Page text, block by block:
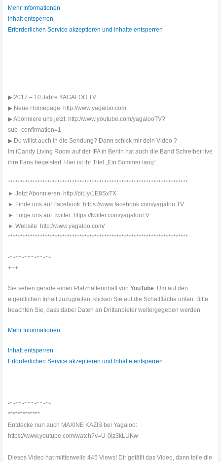
Mehr Informationen
Inhalt entsperren
Erforderlichen Service akzeptieren und Inhalte entsperren
▶ 2017 – 10 Jahre YAGALOO.TV
▶ Neue Homepage: http://www.yagaloo.com
▶ Abonniere uns jetzt: http://www.youtube.com/yagalooTV?
sub_confirmation=1
▶ Du willst auch in die Sendung? Dann schick mir dein Video ?
Im iCandy Living Room auf der IFA in Berlin hat auch die Band Schreiber live
ihre Fans begeistert. Hier ist ihr Titel „Ein Sommer lang“.
*************************************************************************
► Jetzt Abonnieren: http://bit.ly/1E8SxTX
► Finde uns auf Facebook: https://www.facebook.com/yagaloo.TV
► Folge uns auf Twitter: https://twitter.com/yagalooTV
► Website: http://www.yagaloo.com/
*************************************************************************
-~-~~-~~~-~~-~-
+++
Sie sehen gerade einen Platzhalterinhalt vonYouTube. Um auf den
eigentlichen Inhalt zuzugreifen, klicken Sie auf die Schaltfläche unten. Bitte
beachten Sie, dass dabei Daten an Drittanbieter weitergegeben werden.
Mehr Informationen
Inhalt entsperren
Erforderlichen Service akzeptieren und Inhalte entsperren
-~-~~-~~~-~~-~-
*************
Entdecke nun auch MAXINE KAZIS bei Yagaloo:
https://www.youtube.com/watch?v=U-0Iz3kLUKw
Dieses Video hat mittlerweile 445 Views! Dir gefällt das Video, dann teile die